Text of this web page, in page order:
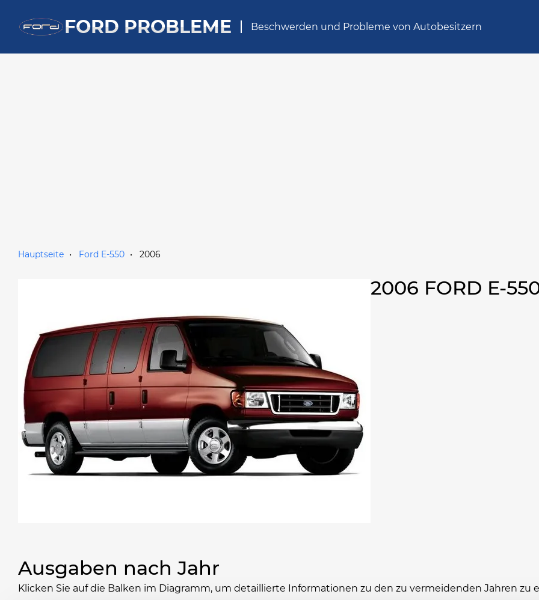
FORD PROBLEME Beschwerden und Probleme von Autobesitzern
Hauptseite Ford E-550 2006
2006 FORD E-
Ausgaben nach Jahr
Klicken Sie auf die Balken im Diagramm, um detaillierte Informationen zu den zu vermeidenden Jahren zu